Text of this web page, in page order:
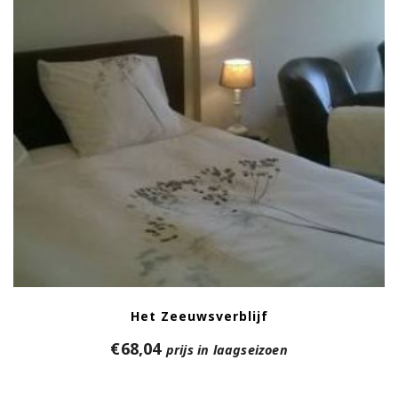
Het Zeeuwsverblijf
€68,04 prijs in laagseizoen